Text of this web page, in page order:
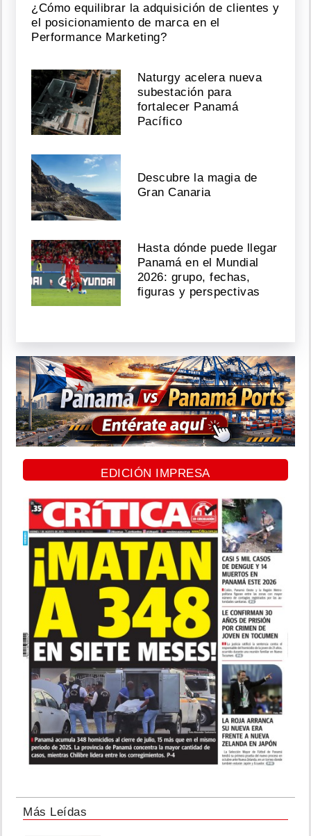
¿Cómo equilibrar la adquisición de clientes y
el posicionamiento de marca en el
Performance Marketing?
Naturgy acelera nueva
subestación para
fortalecer Panamá
Pacífico
Descubre la magia de
Gran Canaria
Hasta dónde puede llegar
Panamá en el Mundial
2026: grupo, fechas,
figuras y perspectivas
EDICIÓN IMPRESA
Más Leídas